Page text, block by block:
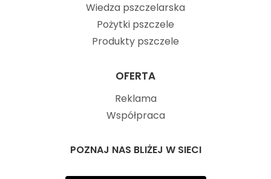
Wiedza pszczelarska
Pożytki pszczele
Produkty pszczele
OFERTA
Reklama
Współpraca
POZNAJ NAS BLIŻEJ W SIECI